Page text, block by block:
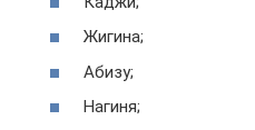
Жигина;
Абизу;
Нагиня;